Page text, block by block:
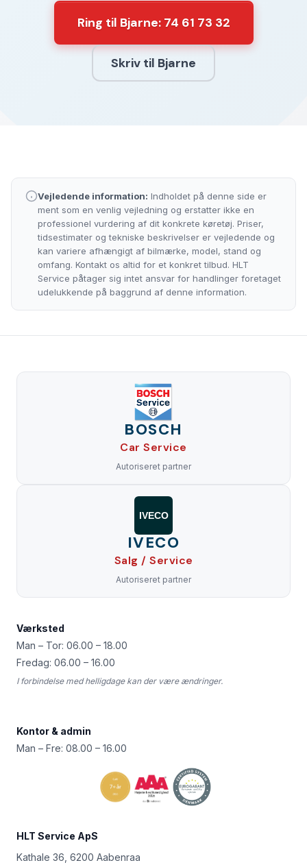
Ring til Bjarne: 74 61 73 32
Skriv til Bjarne
Vejledende information: Indholdet på denne side er
ment som en venlig vejledning og erstatter ikke en
professionel vurdering af dit konkrete køretøj. Priser,
tidsestimater og tekniske beskrivelser er vejledende og
kan variere afhængigt af bilmærke, model, stand og
omfang. Kontakt os altid for et konkret tilbud. HLT
Service påtager sig intet ansvar for handlinger foretaget
udelukkende på baggrund af denne information.
BOSCH
Car Service
Autoriseret partner
IVECO
IVECO
Salg / Service
Autoriseret partner
Værksted
Man – Tor: 06.00 – 18.00
Fredag: 06.00 – 16.00
I forbindelse med helligdage kan der være ændringer.
Kontor & admin
Man – Fre: 08.00 – 16.00
HLT Service ApS
Kathale 36, 6200 Aabenraa